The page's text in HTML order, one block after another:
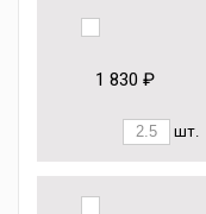
1 830 ₽
шт.